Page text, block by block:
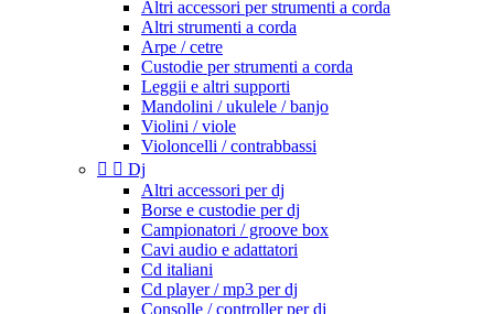
Altri accessori per strumenti a corda
Altri strumenti a corda
Arpe / cetre
Custodie per strumenti a corda
Leggii e altri supporti
Mandolini / ukulele / banjo
Violini / viole
Violoncelli / contrabbassi
  Dj
Altri accessori per dj
Borse e custodie per dj
Campionatori / groove box
Cavi audio e adattatori
Cd italiani
Cd player / mp3 per dj
Consolle / controller per dj